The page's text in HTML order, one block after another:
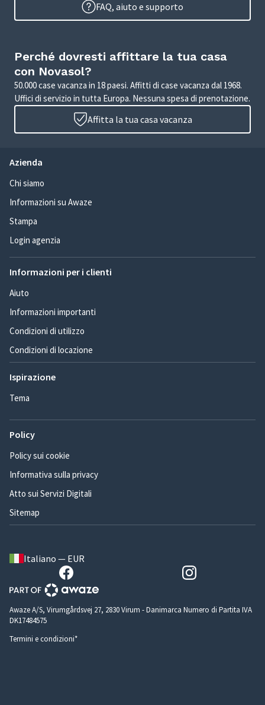
FAQ, aiuto e supporto
Perché dovresti affittare la tua casa
con Novasol?
50.000 case vacanza in 18 paesi. Affitti di case vacanza dal 1968.
Uffici di servizio in tutta Europa. Nessuna spesa di prenotazione.
Affitta la tua casa vacanza
Azienda
Chi siamo
Informazioni su Awaze
Stampa
Login agenzia
Informazioni per i clienti
Aiuto
Informazioni importanti
Condizioni di utilizzo
Condizioni di locazione
Ispirazione
Tema
Policy
Policy sui cookie
Informativa sulla privacy
Atto sui Servizi Digitali
Sitemap
Italiano — EUR
Awaze A/S, Virumgårdsvej 27, 2830 Virum - Danimarca Numero di Partita IVA
DK17484575
Termini e condizioni*